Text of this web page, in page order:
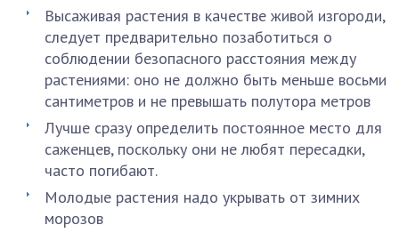
Высаживая растения в качестве живой изгороди,
следует предварительно позаботиться о
соблюдении безопасного расстояния между
растениями: оно не должно быть меньше восьми
сантиметров и не превышать полутора метров
Лучше сразу определить постоянное место для
саженцев, поскольку они не любят пересадки,
часто погибают.
Молодые растения надо укрывать от зимних
морозов